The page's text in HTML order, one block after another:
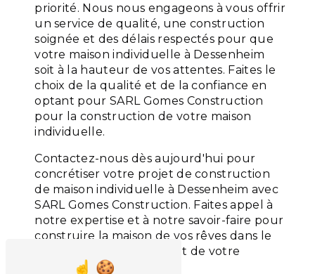
priorité. Nous nous engageons à vous offrir
un service de qualité, une construction
soignée et des délais respectés pour que
votre maison individuelle à Dessenheim
soit à la hauteur de vos attentes. Faites le
choix de la qualité et de la confiance en
optant pour SARL Gomes Construction
pour la construction de votre maison
individuelle.
Contactez-nous dès aujourd'hui pour
concrétiser votre projet de construction
de maison individuelle à Dessenheim avec
SARL Gomes Construction. Faites appel à
notre expertise et à notre savoir-faire pour
construire la maison de vos rêves dans le
respect de vos attentes et de votre
budget.